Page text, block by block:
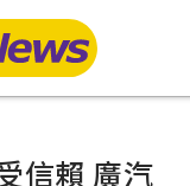
信賴 廣汽